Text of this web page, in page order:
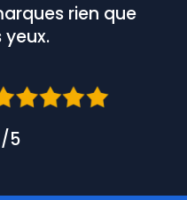
rien que
/5